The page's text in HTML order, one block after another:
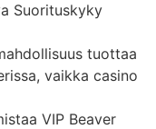
Suorituskyky
tuottaa
vaikka casino
VIP Beaver